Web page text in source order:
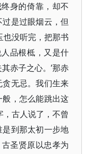
身的倚靠，却不
是过眼烟云，但
也没听完，把那书
品根柢，又是什
赤子之心。’那赤
无忌。我们生来
，怎么能跳出这
，古人说了，不曾
到那太初一步地
古圣贤原以忠孝为